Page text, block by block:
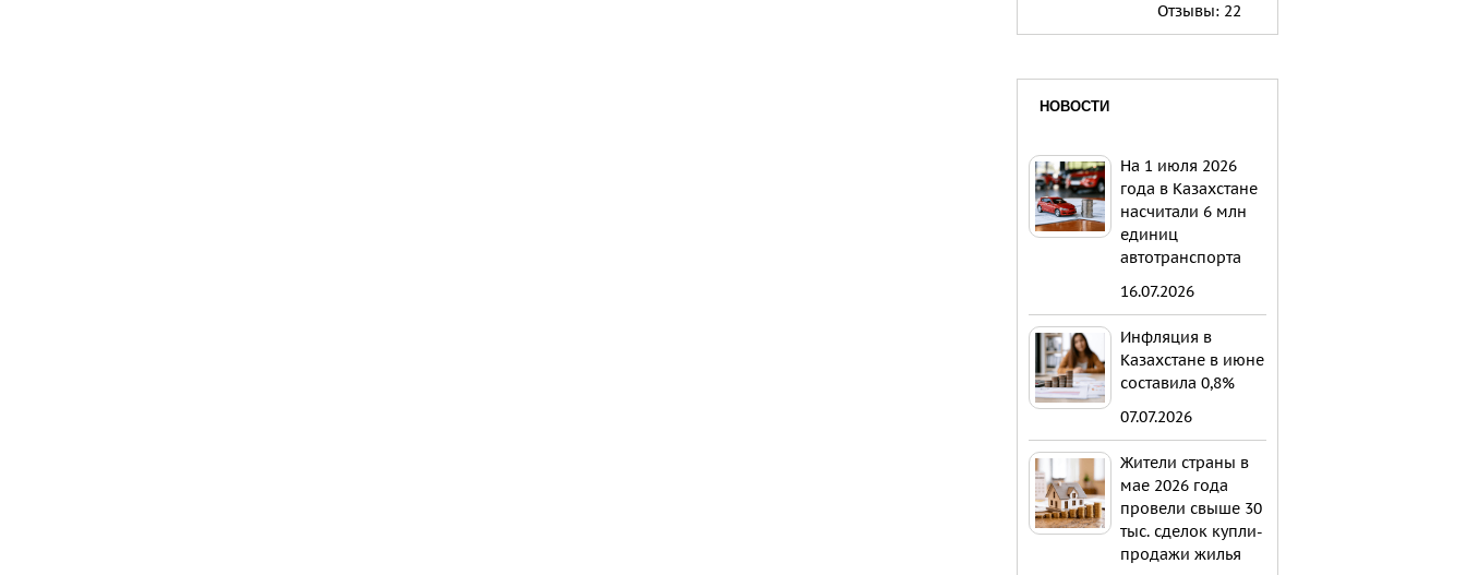
Отзывы: 22
НОВОСТИ
На 1 июля 2026
года в Казахстане
насчитали 6 млн
единиц
автотранспорта
16.07.2026
Инфляция в
Казахстане в июне
составила 0,8%
07.07.2026
Жители страны в
мае 2026 года
провели свыше 30
тыс. сделок купли-
продажи жилья